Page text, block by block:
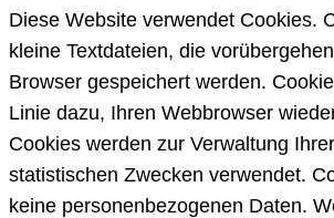
Diese Website verwendet Cookies.
kleine Textdateien, die
Browser gespeichert werden.
Linie dazu, Ihren Webbrowser
Cookies werden zur Verwaltung
statistischen Zwecken verwendet.
keine personenbezogenen Daten.